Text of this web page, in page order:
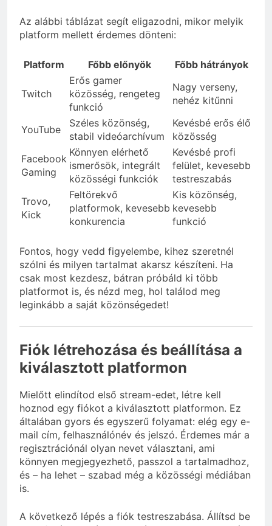
Az alábbi táblázat segít eligazodni, mikor melyik
platform mellett érdemes dönteni:
Platform Főbb előnyök Főbb hátrányok
Twitch
Erős gamer
közösség, rengeteg
funkció
Nagy verseny,
nehéz kitűnni
YouTube
Széles közönség,
stabil videóarchívum
Kevésbé erős élő
közösség
Facebook
Gaming
Könnyen elérhető
ismerősök, integrált
közösségi funkciók
Kevésbé profi
felület, kevesebb
testreszabás
Trovo,
Kick
Feltörekvő
platformok, kevesebb
konkurencia
Kis közönség,
kevesebb
funkció
Fontos, hogy vedd figyelembe, kihez szeretnél
szólni és milyen tartalmat akarsz készíteni. Ha
csak most kezdesz, bátran próbáld ki több
platformot is, és nézd meg, hol találod meg
leginkább a saját közönségedet!
Fiók létrehozása és beállítása a
kiválasztott platformon
Mielőtt elindítod első stream-edet, létre kell
hoznod egy fiókot a kiválasztott platformon. Ez
általában gyors és egyszerű folyamat: elég egy e-
mail cím, felhasználónév és jelszó. Érdemes már a
regisztrációnál olyan nevet választani, ami
könnyen megjegyezhető, passzol a tartalmadhoz,
és – ha lehet – szabad még a közösségi médiában
is.
A következő lépés a fiók testreszabása. Állítsd be